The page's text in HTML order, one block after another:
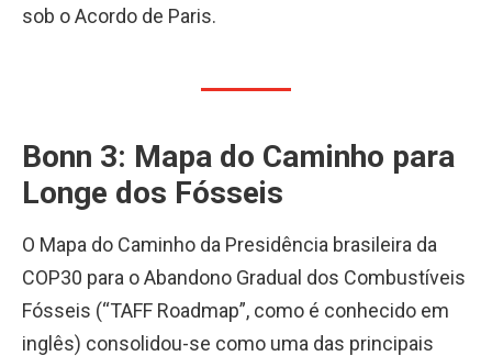
sob o Acordo de Paris.
Bonn 3: Mapa do Caminho para
Longe dos Fósseis
O Mapa do Caminho da Presidência brasileira da
COP30 para o Abandono Gradual dos Combustíveis
Fósseis (“TAFF Roadmap”, como é conhecido em
inglês) consolidou-se como uma das principais